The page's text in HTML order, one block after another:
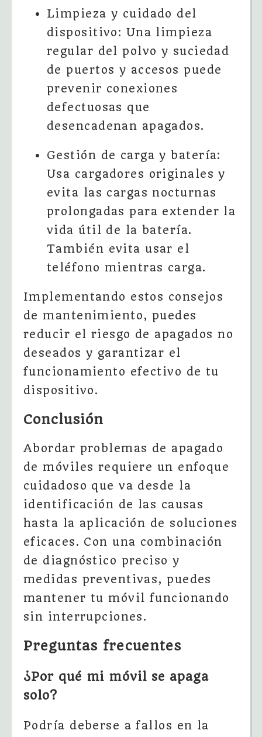
Limpieza y cuidado del
dispositivo: Una limpieza
regular del polvo y suciedad
de puertos y accesos puede
prevenir conexiones
defectuosas que
desencadenan apagados.
Gestión de carga y batería:
Usa cargadores originales y
evita las cargas nocturnas
prolongadas para extender la
vida útil de la batería.
También evita usar el
teléfono mientras carga.
Implementando estos consejos
de mantenimiento, puedes
reducir el riesgo de apagados no
deseados y garantizar el
funcionamiento efectivo de tu
dispositivo.
Conclusión
Abordar problemas de apagado
de móviles requiere un enfoque
cuidadoso que va desde la
identificación de las causas
hasta la aplicación de soluciones
eficaces. Con una combinación
de diagnóstico preciso y
medidas preventivas, puedes
mantener tu móvil funcionando
sin interrupciones.
Preguntas frecuentes
¿Por qué mi móvil se apaga
solo?
Podría deberse a fallos en la